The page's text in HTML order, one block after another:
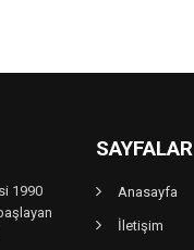
1990
SAYFALAR
Anasayfa
İletişim